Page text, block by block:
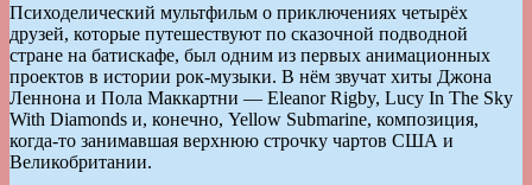
Психоделический мультфильм о приключениях четырёх
друзей, которые путешествуют по сказочной подводной
стране на батискафе, был одним из первых анимационных
проектов в истории рок-музыки. В нём звучат хиты Джона
Леннона и Пола Маккартни — Eleanor Rigby, Lucy In The Sky
With Diamonds и, конечно, Yellow Submarine, композиция,
когда-то занимавшая верхнюю строчку чартов США и
Великобритании.